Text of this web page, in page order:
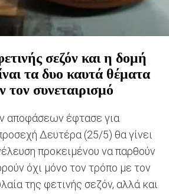
σεζόν και η δομή
τα δυο καυτά θέματα
τον συνεταιρισμό
αποφάσεων έφτασε για
Δευτέρα (25/5) θα γίνει
προκειμένου να παρθούν
όχι μόνο τον τρόπο με τον
της φετινής σεζόν, αλλά και